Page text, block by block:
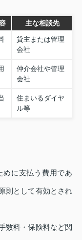
主な相談先
貸主または管理
会社
仲介会社や管理
会社
住まいるダイヤ
ル等
めに支払う費用であ
則として有効とされ
数料・保険料など関